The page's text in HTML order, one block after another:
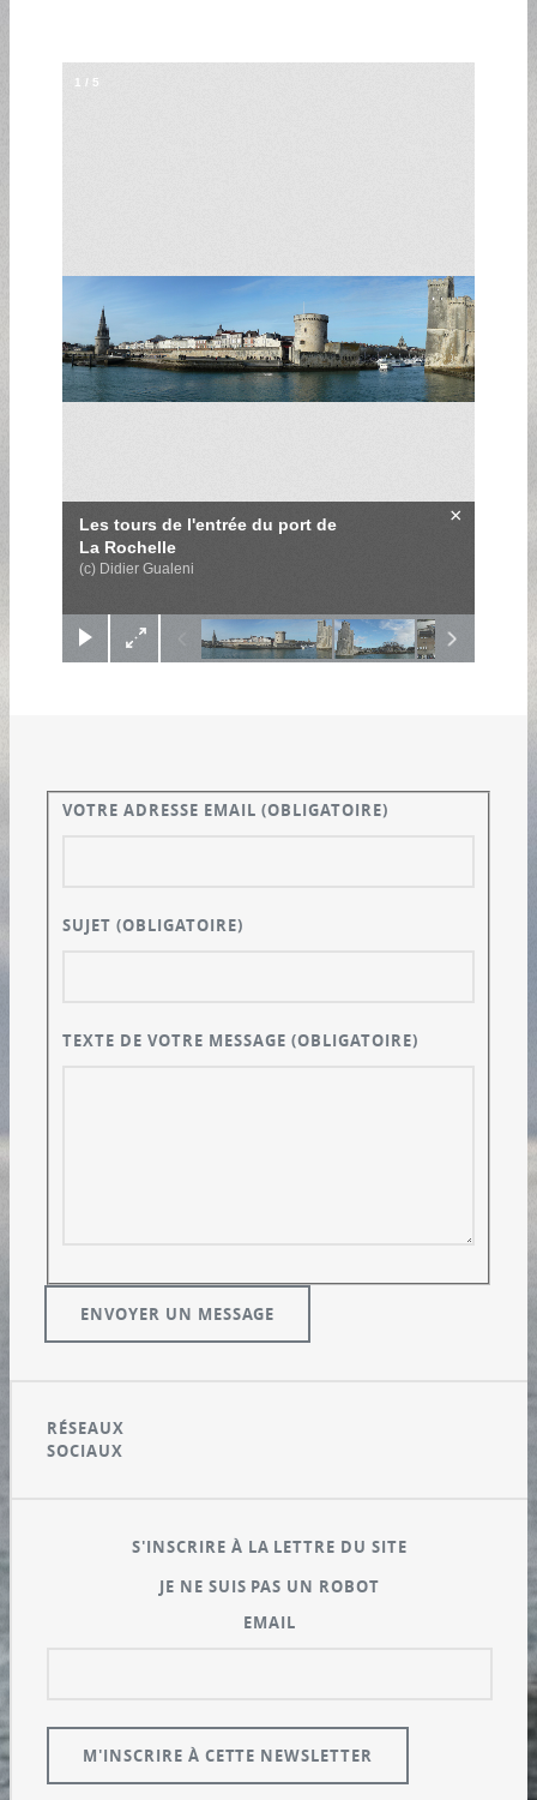
Les tours de l'entrée du port de
La Rochelle
(c) Didier Gualeni
×
1 / 5
VOTRE ADRESSE EMAIL(OBLIGATOIRE)
SUJET(OBLIGATOIRE)
TEXTE DE VOTRE MESSAGE(OBLIGATOIRE)
RÉSEAUX
SOCIAUX
S'INSCRIRE À LA LETTRE DU SITE
JE NE SUIS PAS UN ROBOT
EMAIL